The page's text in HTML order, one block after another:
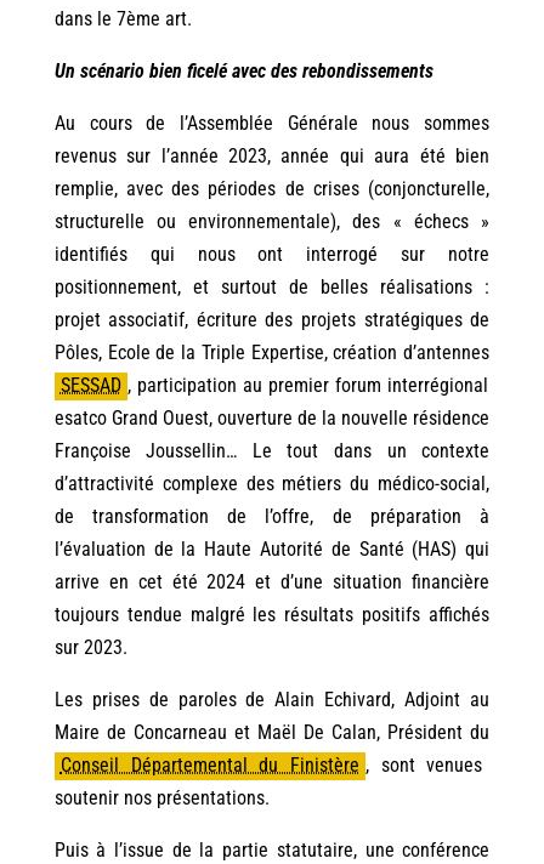
dans le 7ème art.
Un scénario bien ficelé avec des rebondissements
Au cours de l’Assemblée Générale nous sommes
revenus sur l’année 2023, année qui aura été bien
remplie, avec des périodes de crises (conjoncturelle,
structurelle ou environnementale), des « échecs »
identifiés qui nous ont interrogé sur notre
positionnement, et surtout de belles réalisations :
projet associatif, écriture des projets stratégiques de
Pôles, Ecole de la Triple Expertise, création d’antennes
SESSAD ,participation au premier forum interrégional
esatco Grand Ouest, ouverture de la nouvelle résidence
Françoise Joussellin… Le tout dans un contexte
d’attractivité complexe des métiers du médico-social,
de transformation de l’offre, de préparation à
l’évaluation de la Haute Autorité de Santé (HAS) qui
arrive en cet été 2024 et d’une situation financière
toujours tendue malgré les résultats positifs affichés
sur 2023.
Les prises de paroles de Alain Echivard, Adjoint au
Maire de Concarneau et Maël De Calan, Président du
Conseil Départemental du Finistère , sont venues
soutenir nos présentations.
Puis à l’issue de la partie statutaire, une conférence